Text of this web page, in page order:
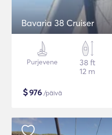
Bavaria 38 Cruiser
Purjevene
38 ft
12 m
$976 /päivä